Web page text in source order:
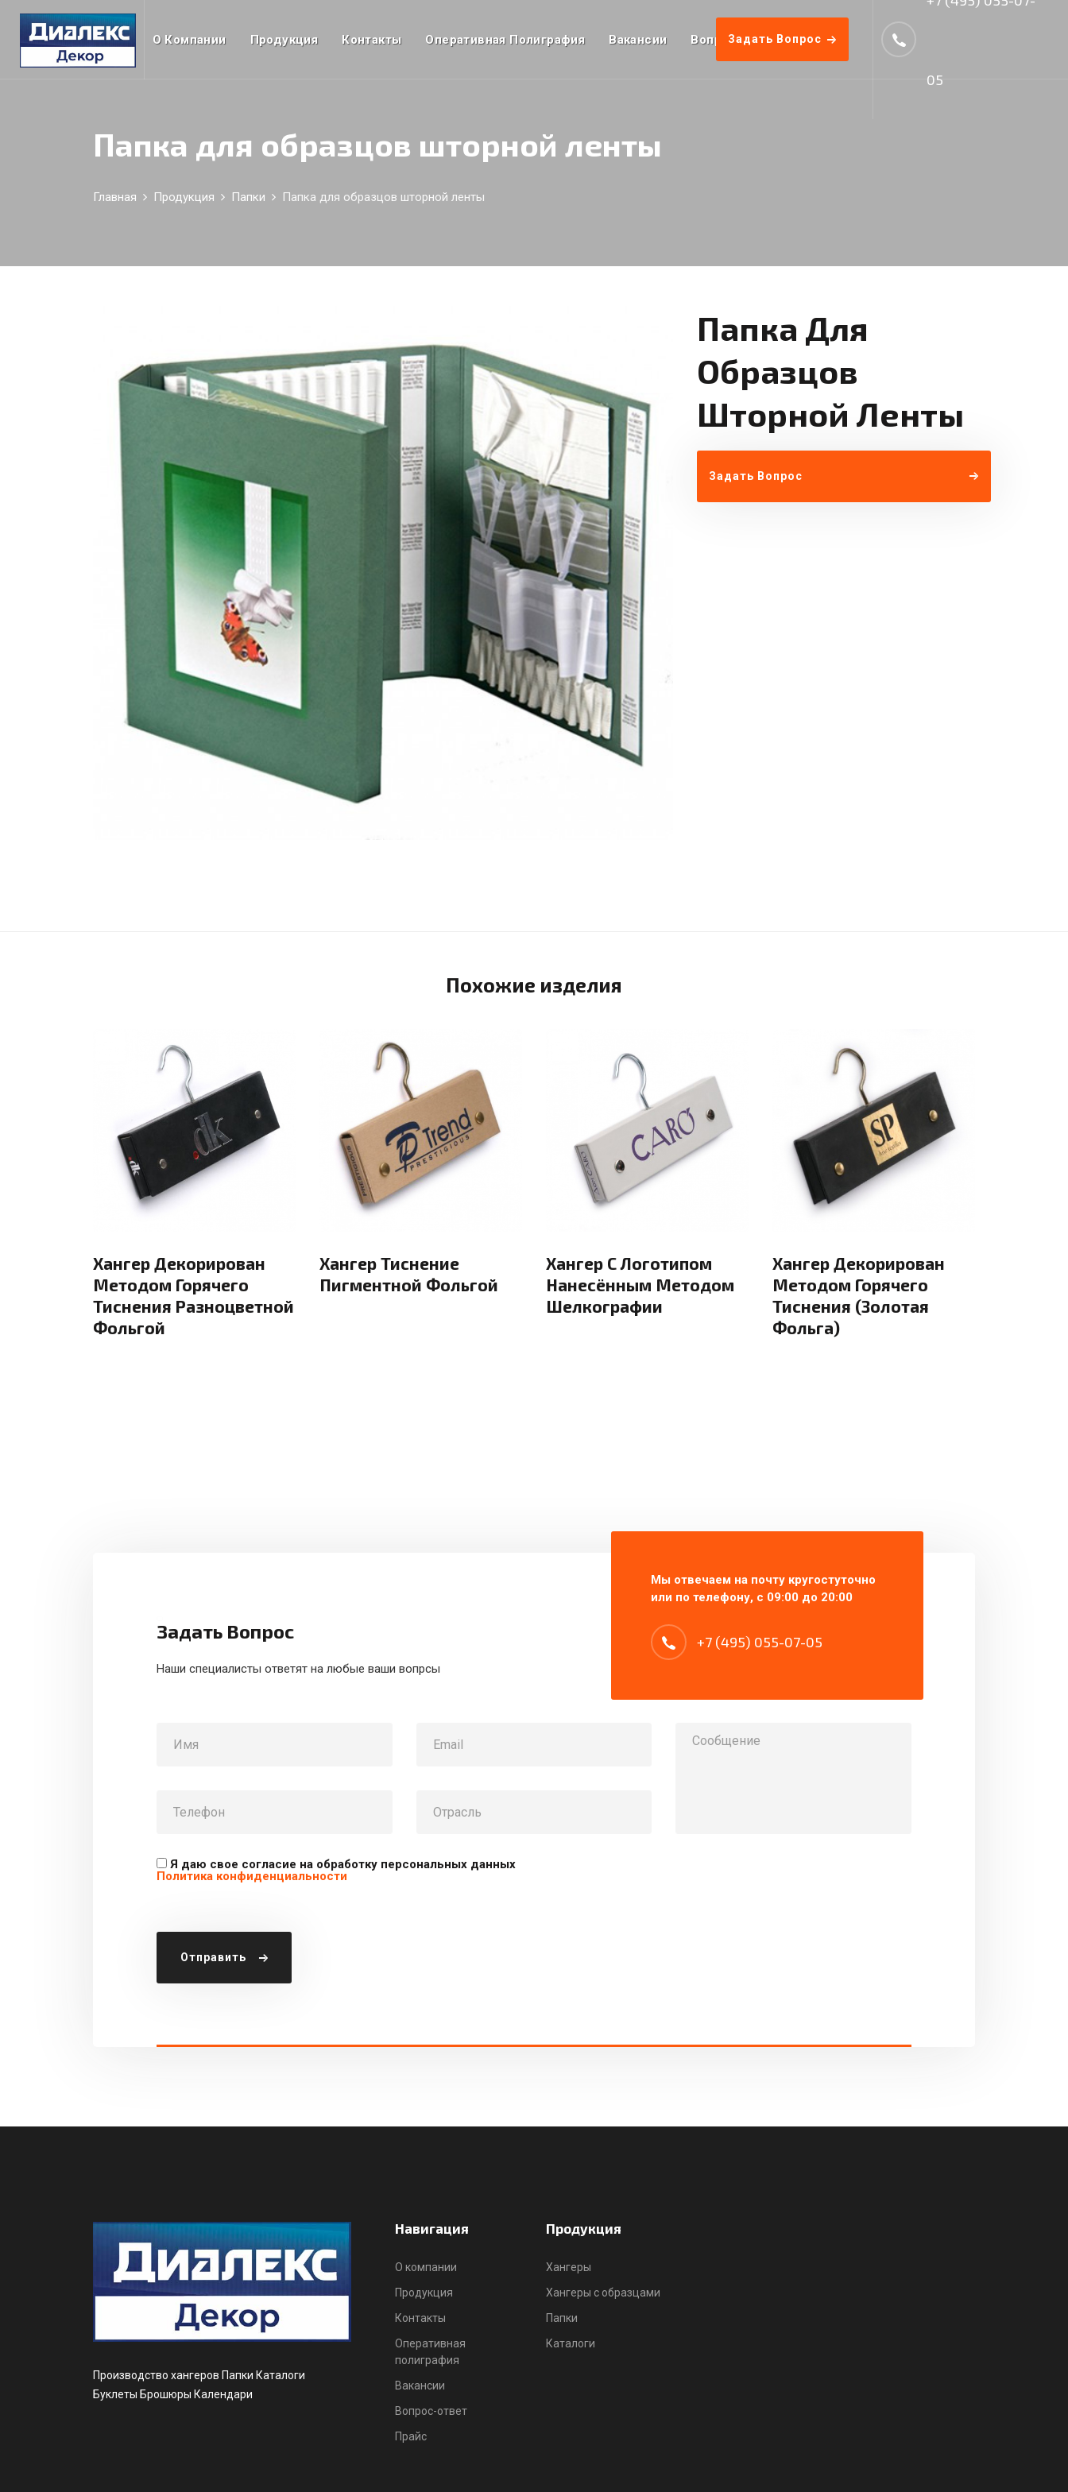
О Компании Продукция Контакты Оперативная Полиграфия Вакансии Вопрос-Ответ Прайс
Задать Вопрос
05
Папка для образцов шторной ленты
Главная Продукция Папки Папка для образцов шторной ленты
Папка Для
Образцов
Шторной Ленты
Задать Вопрос
Похожие изделия
Хангер Декорирован
Методом Горячего
Тиснения Разноцветной
Фольгой
Хангер Тиснение
Пигментной Фольгой
Хангер С Логотипом
Нанесённым Методом
Шелкографии
Хангер Декорирован
Методом Горячего
Тиснения (золотая
Фольга)
Задать Вопрос
Наши специалисты ответят на любые ваши вопрсы
Мы отвечаем на почту кругостуточно
или по телефону, с 09:00 до 20:00
+7 (495) 055-07-05
Я даю свое согласие на обработку персональных данных
Политика конфиденциальности
Отправить
Производство хангеров Папки Каталоги
Буклеты Брошюры Календари
Навигация
О компании
Продукция
Контакты
Оперативная
полиграфия
Вакансии
Вопрос-ответ
Прайс
Продукция
Хангеры
Хангеры с образцами
Папки
Каталоги